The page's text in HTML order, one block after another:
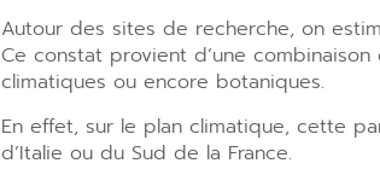
Autour des sites de recherche, on
Ce constat provient d’une
climatiques ou encore botaniques.
En effet, sur le plan climatique, cette
d’Italie ou du Sud de la France.